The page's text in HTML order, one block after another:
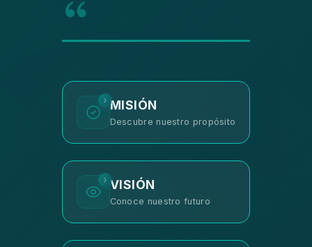
MISIÓN
Descubre nuestro propósito
VISIÓN
Conoce nuestro futuro